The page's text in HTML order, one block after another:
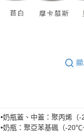
•奶瓶蓋、中蓋：聚丙烯（
•奶瓶：聚亞苯基碸（-